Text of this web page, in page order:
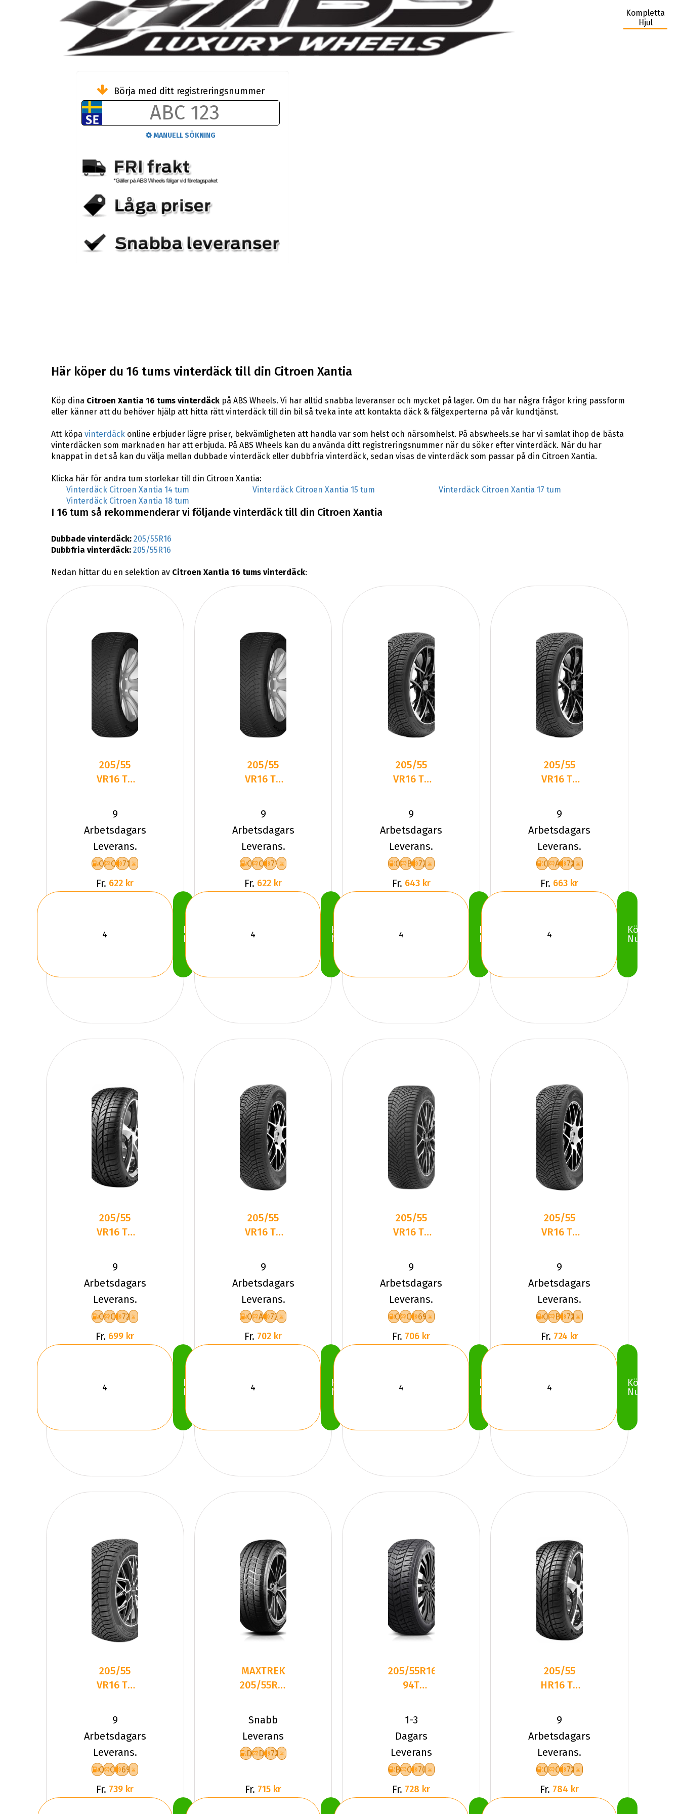
Kompletta
Hjul
Börja med ditt registreringsnummer
MANUELL SÖKNING
Här köper du 16 tums vinterdäck till din Citroen Xantia
Köp dina Citroen Xantia 16 tums vinterdäckpå ABS Wheels. Vi har alltid snabba leveranser och mycket på lager. Om du har några frågor kring passform
eller känner att du behöver hjälp att hitta rätt vinterdäck till din bil så tveka inte att kontakta däck & fälgexperterna på vår kundtjänst.
Att köpa vinterdäckonline erbjuder lägre priser, bekvämligheten att handla var som helst och närsomhelst. På abswheels.se har vi samlat ihop de bästa
vinterdäcken som marknaden har att erbjuda. På ABS Wheels kan du använda ditt registreringsnummer när du söker efter vinterdäck. När du har
knappat in det så kan du välja mellan dubbade vinterdäck eller dubbfria vinterdäck, sedan visas de vinterdäck som passar på din Citroen Xantia.
Klicka här för andra tum storlekar till din Citroen Xantia:
Vinterdäck Citroen Xantia 14 tum
Vinterdäck Citroen Xantia 15 tum
Vinterdäck Citroen Xantia 17 tum
Vinterdäck Citroen Xantia 18 tum
I 16 tum så rekommenderar vi följande vinterdäck till din Citroen Xantia
Dubbade vinterdäck: 205/55R16
Dubbfria vinterdäck: 205/55R16
Nedan hittar du en selektion av Citroen Xantia 16 tums vinterdäck:
205/55
VR16 TL
DASP-
PLUS XL
9
Arbetsdagars
Leverans.
C C 71
Fr. 622 kr
Köp
Nu
205/55
VR16 TL
DASP-
PLUS XL
9
Arbetsdagars
Leverans.
C C 71
Fr. 622 kr
Köp
Nu
205/55
VR16 TL
DELINTE
AW6 XL
9
Arbetsdagars
Leverans.
C B 72
Fr. 643 kr
Köp
Nu
205/55
VR16 TL
DELINTE
AW6
9
Arbetsdagars
Leverans.
C A 72
Fr. 663 kr
Köp
Nu
205/55
VR16 TL
4-
SEASON
XL
9
Arbetsdagars
Leverans.
C C 72
Fr. 699 kr
Köp
Nu
205/55
VR16 TL
ALLSEASON
6
9
Arbetsdagars
Leverans.
C A 72
Fr. 702 kr
Köp
Nu
205/55
VR16 TL
DELINTE
AW7 XL
9
Arbetsdagars
Leverans.
C C 69
Fr. 706 kr
Köp
Nu
205/55
VR16 TL
ALLSEASON
6 XL
9
Arbetsdagars
Leverans.
C B 72
Fr. 724 kr
Köp
Nu
205/55
VR16 TL
LANDSAIL
4-
SEASONS
3 XL
9
Arbetsdagars
Leverans.
C C 69
Fr. 739 kr
MAXTREK
205/55R16
M7 PLUS
Snabb
Leverans
D D 72
Fr. 715 kr
205/55R16
94T
SNOW-H
MSL01 XL
Fr
1-3
Dagars
Leverans
B C 70
Fr. 728 kr
205/55
HR16 TL
4-
SEASON
9
Arbetsdagars
Leverans.
C C 72
Fr. 784 kr